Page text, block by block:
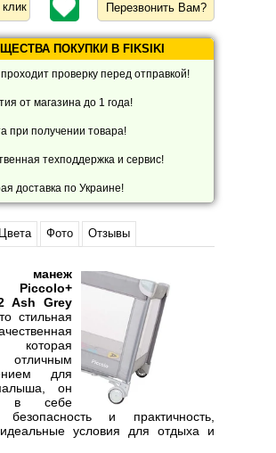
Перезвонить Вам?
ПОКУПКИ В FIKSIKI
проверку перед отправкой!
от магазина до 1 года!
при получении товара!
техподдержка и сервис!
доставка по Украине!
Цвета Фото Отзывы
манеж
Piccolo+
Ash Grey
стильная
которая
для
он
в себе
безопасность и практичность,
условия для отдыха и